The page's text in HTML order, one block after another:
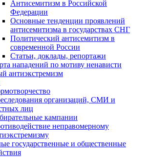
Антисемитизм в Российской
Федерации
Основные тенденции проявлений
антисемитизма в государствах СНГ
Политический антисемитизм в
современной России
Статьи, доклады, репортажи
нападений по мотиву ненависти
антиэкстремизм
организаций, СМИ и
лиц
кампании
неправомерному
государственные и общественные